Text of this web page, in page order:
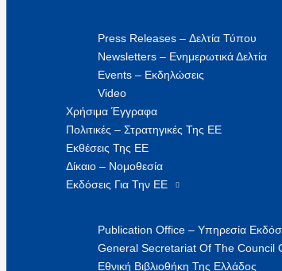
Press Releases – Δελτία Τύπου
Newsletters – Ενημερωτικά Δελτία
Events – Εκδηλώσεις
Video
Χρήσιμα Έγγραφα
Πολιτικές – Στρατηγικές Της ΕΕ
Εκθέσεις Της ΕΕ
Δίκαιο – Νομοθεσία
Εκδόσεις Για Την ΕΕ
Publication Office – Υπηρεσία
General Secretariat Of The Council
Εθνική Βιβλιοθήκη Της Ελλάδος